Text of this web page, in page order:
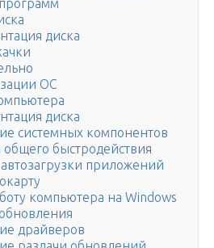
диска
ОС
диска
системных компонентов
общего быстродействия
приложений
компьютера на Windows
драйверов